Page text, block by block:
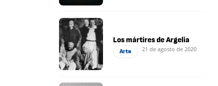
Los mártires de Argelia
Arte 21 de agosto de 2020